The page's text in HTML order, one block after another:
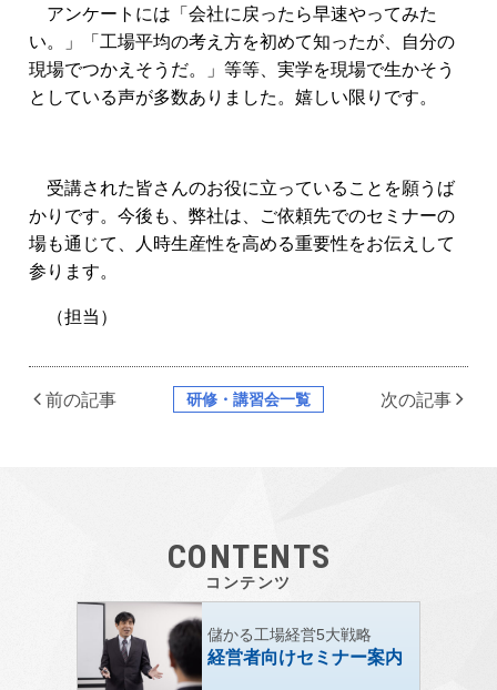
アンケートには「会社に戻ったら早速やってみた
い。」「工場平均の考え方を初めて知ったが、自分の
現場でつかえそうだ。」等等、実学を現場で生かそう
としている声が多数ありました。嬉しい限りです。
受講された皆さんのお役に立っていることを願うば
かりです。今後も、弊社は、ご依頼先でのセミナーの
場も通じて、人時生産性を高める重要性をお伝えして
参ります。
（担当）
前の記事 研修・講習会一覧 次の記事
CONTENTS
コンテンツ
儲かる工場経営5大戦略
経営者向けセミナー案内